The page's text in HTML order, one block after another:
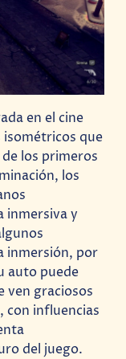
en el cine
isométricos que
los primeros
los
inmersiva y
inmersión, por
auto puede
ven graciosos
con influencias
del juego.